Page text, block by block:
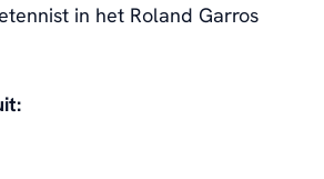
in het Roland Garros